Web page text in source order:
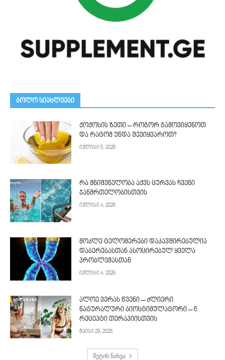
ᲑᲝᲚᲝ ᲡᲘᲐᲮᲚᲔᲔᲑᲘ
ქოქოსის ზეთი – როგორ გამოვიყენოთ
და რატომ უნდა შევიყვაროთ?
ივლისი 5, 2026
რა მნიშვნელობა აქვს ცურვას ჩვენი
ჯანმრთელობისთვის
ივლისი 4, 2026
მოკლე ტელომერები დაკავშირებულია
დაბერებასთან ასოცირებულ ყველა
პრობლემასთან
ივლისი 4, 2026
ალოე ვერას წვენი – ძლიერი
ნატურალური ბიოსტიმულატორი – 6
რეცეპტი თერაპიისთვის
მაისი 29, 2026
მეტის ნახვა